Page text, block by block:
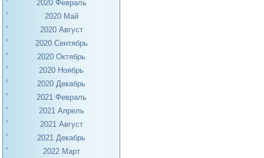
2020 Февраль
2020 Май
2020 Август
2020 Сентябрь
2020 Октябрь
2020 Ноябрь
2020 Декабрь
2021 Февраль
2021 Апрель
2021 Август
2021 Декабрь
2022 Март